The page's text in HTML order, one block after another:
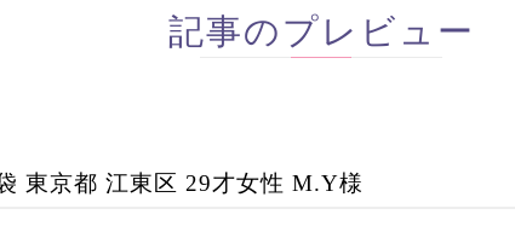
記事のプレビュー
東京都 江東区 29才女性 M.Y様